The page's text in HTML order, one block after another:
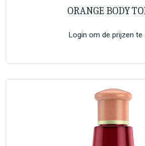
ORANGE BODY
Login om de prijzen te